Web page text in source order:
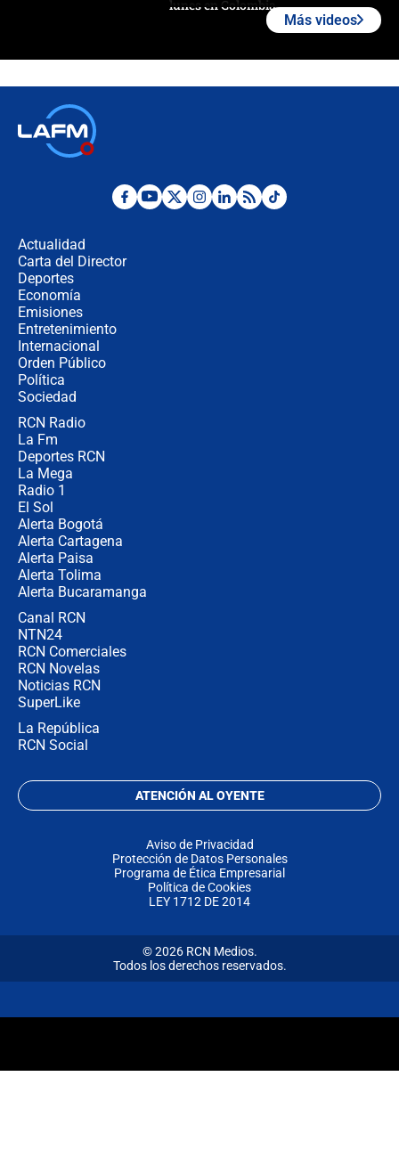
lunes en Colombia
Fuerte temblor en Colombia hoy:
Más videos
Actualidad
Carta del Director
Deportes
Economía
Emisiones
Entretenimiento
Internacional
Orden Público
Política
Sociedad
RCN Radio
La Fm
Deportes RCN
La Mega
Radio 1
El Sol
Alerta Bogotá
Alerta Cartagena
Alerta Paisa
Alerta Tolima
Alerta Bucaramanga
Canal RCN
NTN24
RCN Comerciales
RCN Novelas
Noticias RCN
SuperLike
La República
RCN Social
ATENCIÓN AL OYENTE
Aviso de Privacidad
Protección de Datos Personales
Programa de Ética Empresarial
Política de Cookies
LEY 1712 DE 2014
© 2026 RCN Medios.
Todos los derechos reservados.